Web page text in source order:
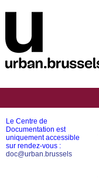
Le Centre de
Documentation est
uniquement accessible
sur rendez-vous :
doc@urban.brussels